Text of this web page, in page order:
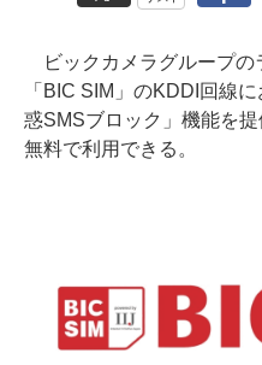
ビックカメラグループの
「BIC SIM」のKDDI回線
惑SMSブロック」機能を
無料で利用できる。